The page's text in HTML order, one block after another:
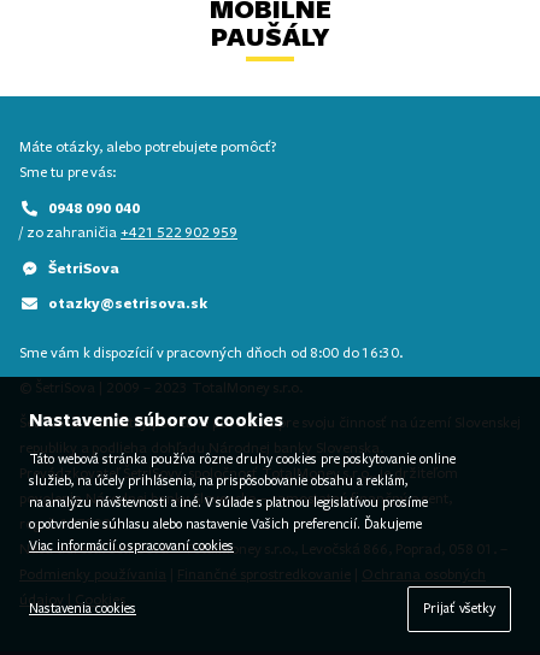
MOBILNÉ
PAUŠÁLY
Máte otázky, alebo potrebujete pomôcť?
Sme tu pre vás:
0948 090 040
/ zo zahraničia +421 522 902 959
ŠetriSova
otazky@setrisova.sk
Sme vám k dispozícií v pracovných dňoch od 8:00 do 16:30.
© ŠetriSova | 2009 – 2023 TotalMoney s.r.o.
ŠetriSova má všetky potrebné povolenia pre svoju činnosť na území Slovenskej
republiky a podlieha dohľadu Národnej banky Slovenska.
Prevádzkovateľ ŠetriSovy, spoločnosť TotalMoney s.r.o., je držiteľom
povolenia Národnej banky Slovenska – samostatný finančný agent,
reg. č. 127292.
Naša adresa: ŠetriSova – TotalMoney s.r.o., Levočská 866, Poprad, 058 01. –
Podmienky používania
Finančné sprostredkovanie
Ochrana osobných
údajov
Cookies
Nastavenie súborov cookies
Táto webová stránka používa rôzne druhy cookies pre poskytovanie online
služieb, na účely prihlásenia, na prispôsobovanie obsahu a reklám,
na analýzu návštevnosti a iné. V súlade s platnou legislatívou prosíme
o potvrdenie súhlasu alebo nastavenie Vašich preferencií. Ďakujeme
Viac informácií o spracovaní cookies
Nastavenia cookies Prijať všetky